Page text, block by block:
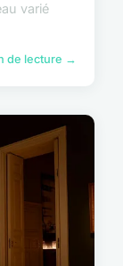
varié
de lecture →